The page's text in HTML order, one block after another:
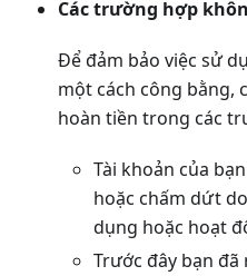
Các trường hợp
Để đảm bảo việc sử
một cách công bằng,
hoàn tiền trong các
Tài khoản của
hoặc chấm dứt
dụng hoặc hoạt
Trước đây bạn